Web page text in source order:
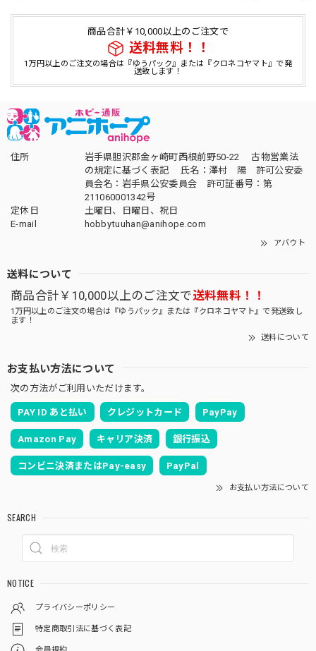
商品合計￥10,000以上のご注文で
送料無料！！
1万円以上のご注文の場合は『ゆうパック』または『クロネコヤマト』で発
送致します！
住所
岩手県胆沢郡金ヶ崎町西根前野50-22 古物営業法
の規定に基づく表記 氏名：澤村 陽 許可公安委
員会名：岩手県公安委員会 許可証番号：第
211060001342号
定休日
土曜日、日曜日、祝日
E-mail
hobbytuuhan@anihope.com
アバウト
送料について
商品合計￥10,000以上のご注文で送料無料！！
1万円以上のご注文の場合は『ゆうパック』または『クロネコヤマト』で発送致し
ます！
送料について
お支払い方法について
次の方法がご利用いただけます。
PAY ID あと払い クレジットカード PayPay
Amazon Pay キャリア決済 銀行振込
コンビニ決済またはPay-easy PayPal
お支払い方法について
SEARCH
NOTICE
プライバシーポリシー
特定商取引法に基づく表記